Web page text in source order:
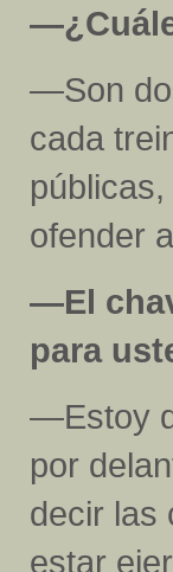
—Son
cada
ofender
—El
para
—Estoy
por
decir las
estar